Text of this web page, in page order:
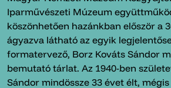
Iparművészeti Múzeum
köszönhetően hazánkban először a
ágyazva látható az egyik
formatervező, Borz Kováts Sándor
bemutató tárlat. Az 1940-ben
Sándor mindössze 33 évet élt,